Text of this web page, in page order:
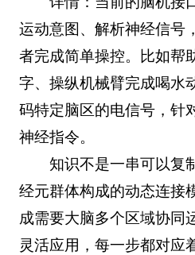
运动意图、解析神经信号
者完成简单操控。比如帮
字、操纵机械臂完成喝水
码特定脑区的电信号，针
神经指令。
知识不是一串可以复
经元群体构成的动态连接
成需要大脑多个区域协同
灵活应用，每一步都对应